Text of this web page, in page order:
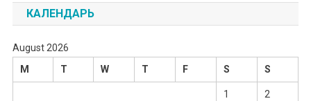
КАЛЕНДАРЬ
August 2026
M
T W T F S S
1 2